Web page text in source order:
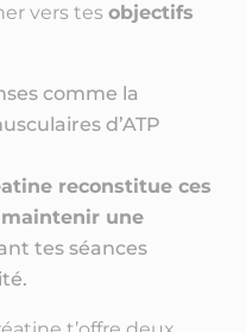
vers tes objectifs
comme la
d’ATP
reconstitue ces
maintenir une
tes séances